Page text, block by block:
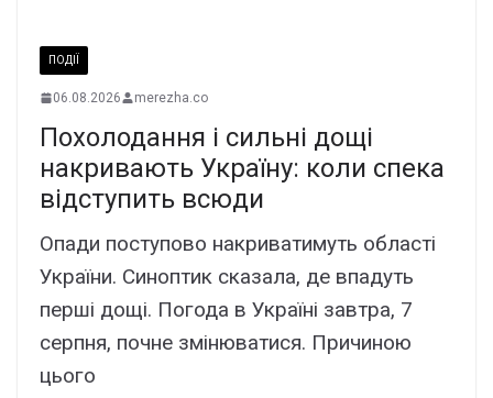
ПОДІЇ
06.08.2026 merezha.co
Похолодання і сильні дощі
накривають Україну: коли спека
відступить всюди
Опади поступово накриватимуть області
України. Синоптик сказала, де впадуть
перші дощі. Погода в Україні завтра, 7
серпня, почне змінюватися. Причиною
цього